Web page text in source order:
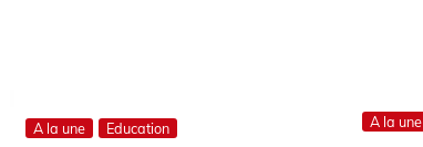
A la une Education A la une